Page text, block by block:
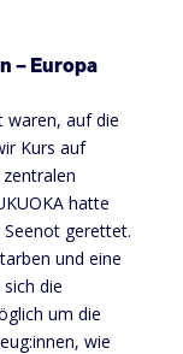
– Europa
waren, auf die
Kurs auf
hatte
gerettet.
und eine
die
um die
wie